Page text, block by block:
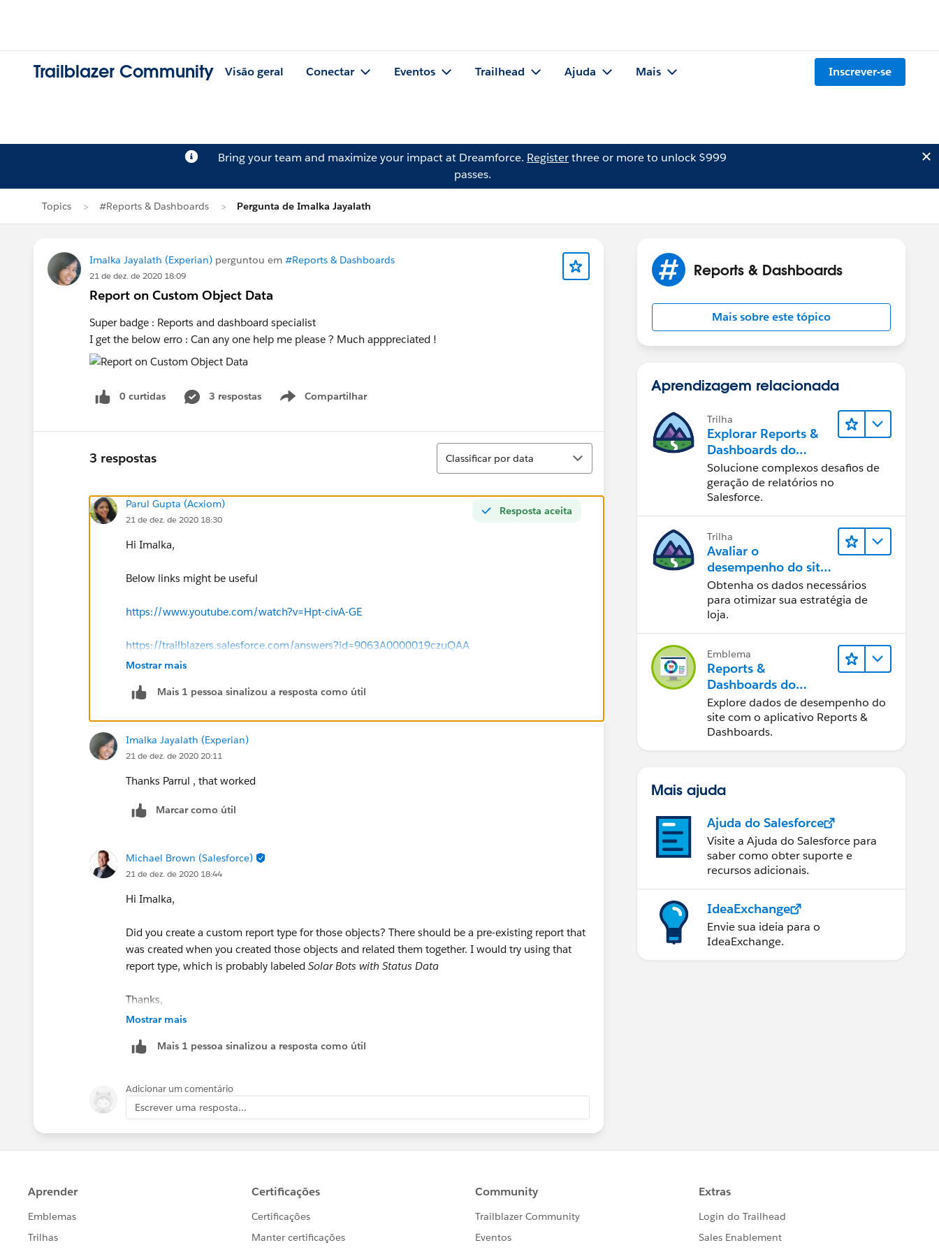
Trailblazer Community Visão geral Conectar Eventos Trailhead Ajuda Mais Inscrever-se
Bring your team and maximize your impact at Dreamforce. Registerthree or more to unlock $999
passes.
Topics #Reports & Dashboards Pergunta de Imalka Jayalath
Imalka Jayalath (Experian) perguntou em #Reports & Dashboards
21 de dez. de 2020 18:09
Report on Custom Object Data
Super badge : Reports and dashboard specialist
I get the below erro : Can any one help me please ? Much apppreciated !
0 curtidas 3 respostas Compartilhar
Show menu
3 respostas
Classificar
Classificar por data
Resposta aceita
Parul Gupta (Acxiom)
21 de dez. de 2020 18:30
Hi Imalka,
Below links might be useful
https://www.youtube.com/watch?v=Hpt-civA-GE
https://trailblazers.salesforce.com/answers?id=9063A0000019czuQAA
Mostrar mais
Mais 1 pessoa sinalizou a resposta como útil
Imalka Jayalath (Experian)
21 de dez. de 2020 20:11
Thanks Parrul , that worked
Marcar como útil
Michael Brown (Salesforce)
21 de dez. de 2020 18:44
Hi Imalka,
Did you create a custom report type for those objects? There should be a pre-existing report that
was created when you created those objects and related them together. I would try using that
report type, which is probably labeled Solar Bots with Status Data
Thanks,
Mostrar mais
Mais 1 pessoa sinalizou a resposta como útil
Adicionar um comentário
Escrever uma resposta...
Reports & Dashboards
Mais sobre este tópico
Aprendizagem relacionada
Trilha
Explorar Reports &
Dashboards do
Lightning Experience
Solucione complexos desafios de
geração de relatórios no
Salesforce.
Trilha
Avaliar o
desempenho do site
com Reports &
Dashboards do B2C
Commerce
Obtenha os dados necessários
para otimizar sua estratégia de
loja.
Emblema
Reports &
Dashboards do
Salesforce B2C
Commerce
Explore dados de desempenho do
site com o aplicativo Reports &
Dashboards.
Mais ajuda
Ajuda do Salesforce
Visite a Ajuda do Salesforce para
saber como obter suporte e
recursos adicionais.
IdeaExchange
Envie sua ideia para o
IdeaExchange.